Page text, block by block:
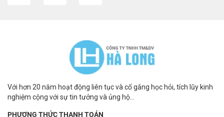
Với hơn 20 năm hoạt động liên tục và cố gắng học hỏi, tích lũy kinh
nghiệm cộng với sự tin tưởng và ủng hộ...
PHƯƠNG THỨC THANH TOÁN